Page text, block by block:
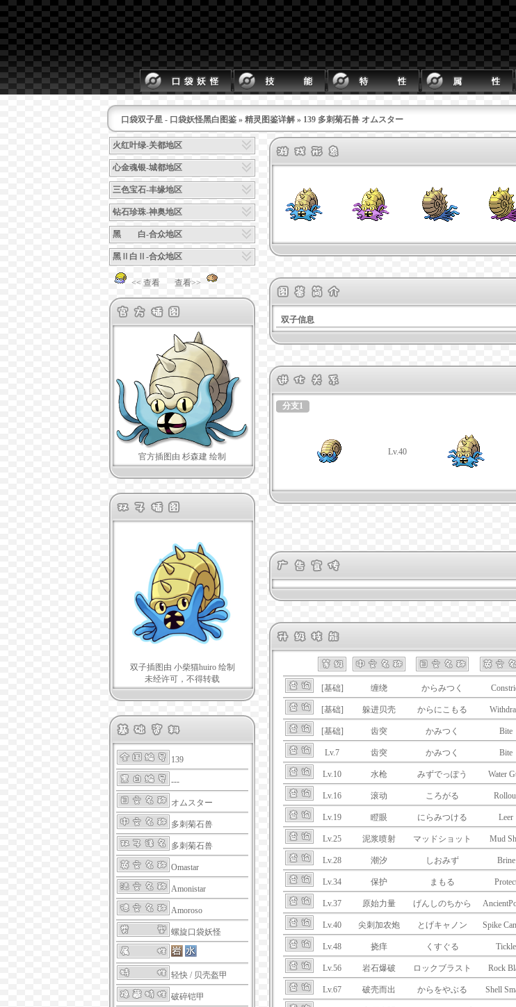
口袋双子星 - 口袋妖怪黑白图鉴 » 精灵图鉴详解 » 139 多刺菊石兽 オムスター
火红叶绿-关都地区
心金魂银-城都地区
三色宝石-丰缘地区
钻石珍珠-神奥地区
黑 白-合众地区
黑Ⅱ白Ⅱ-合众地区
<< 查看 查看>>
官方插图由 杉森建 绘制
双子插图由 小柴猫huiro 绘制
未经许可，不得转载
139
---
オムスター
多刺菊石兽
多刺菊石兽
Omastar
Amonistar
Amoroso
螺旋口袋妖怪
轻快 / 贝壳盔甲
破碎铠甲
双子信息
分支1
Lv.40
[基础] 缠绕 からみつく
[基础] 躲进贝壳 からにこもる
[基础] 齿突 かみつく Bite
Lv.7 齿突 かみつく Bite
Lv.10 水枪 みずでっぽう Water
Lv.16 滚动 ころがる
Lv.19 瞪眼 にらみつける Leer
Lv.25 泥浆喷射 マッドショット Mud
Lv.28 潮汐 しおみず Brine
Lv.34 保护 まもる
Lv.37 原始力量 げんしのちから
Lv.40 尖刺加农炮 とげキャノン Spike
Lv.48 挠痒 くすぐる Tickle
Lv.56 岩石爆破 ロックブラスト Rock
Lv.67 破壳而出 からをやぶる Shell